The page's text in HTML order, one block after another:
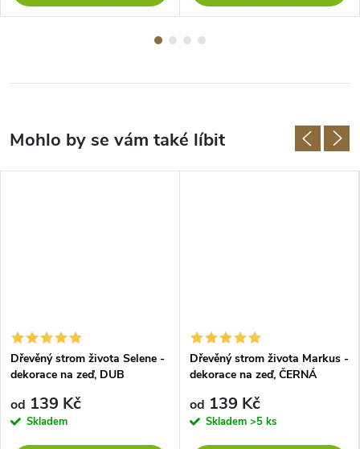
Dřevěný strom života Selene -
dekorace na zeď, DUB
od 139 Kč
Skladem
Dřevěný strom života Markus -
dekorace na zeď, ČERNÁ
od 139 Kč
Skladem >5 ks